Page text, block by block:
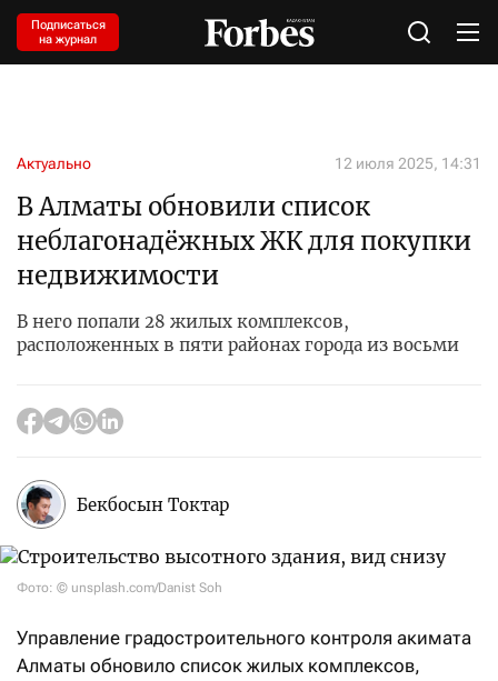
Подписаться
на журнал
Актуально 12 июля 2025, 14:31
В Алматы обновили список
неблагонадёжных ЖК для покупки
недвижимости
В него попали 28 жилых комплексов,
расположенных в пяти районах города из восьми
Бекбосын Токтар
Фото: © unsplash.com/Danist Soh
Управление градостроительного контроля акимата
Алматы обновило список жилых комплексов,